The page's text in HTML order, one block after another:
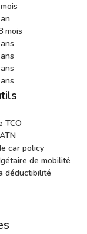
mois
TCO
car policy
de mobilité
déductibilité